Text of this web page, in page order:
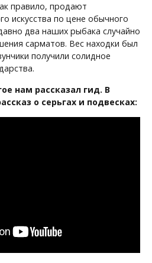
правило, продают
искусства по цене обычного
два наших рыбака случайно
сарматов. Вес находки был
получили солидное
нам рассказал гид. В
о серьгах и подвесках: